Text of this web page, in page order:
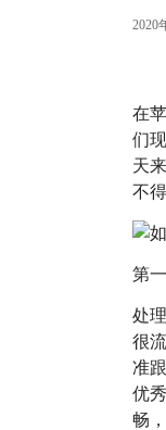
2020
在
们
天
不
第
处
很
准
优
畅